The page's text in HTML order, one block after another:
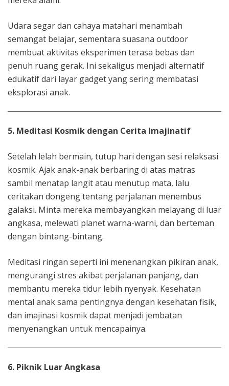
Udara segar dan cahaya matahari menambah
semangat belajar, sementara suasana outdoor
membuat aktivitas eksperimen terasa bebas dan
penuh ruang gerak. Ini sekaligus menjadi alternatif
edukatif dari layar gadget yang sering membatasi
eksplorasi anak.
5. Meditasi Kosmik dengan Cerita Imajinatif
Setelah lelah bermain, tutup hari dengan sesi relaksasi
kosmik. Ajak anak-anak berbaring di atas matras
sambil menatap langit atau menutup mata, lalu
ceritakan dongeng tentang perjalanan menembus
galaksi. Minta mereka membayangkan melayang di luar
angkasa, melewati planet warna-warni, dan berteman
dengan bintang-bintang.
Meditasi ringan seperti ini menenangkan pikiran anak,
mengurangi stres akibat perjalanan panjang, dan
membantu mereka tidur lebih nyenyak. Kesehatan
mental anak sama pentingnya dengan kesehatan fisik,
dan imajinasi kosmik dapat menjadi jembatan
menyenangkan untuk mencapainya.
6. Piknik Luar Angkasa